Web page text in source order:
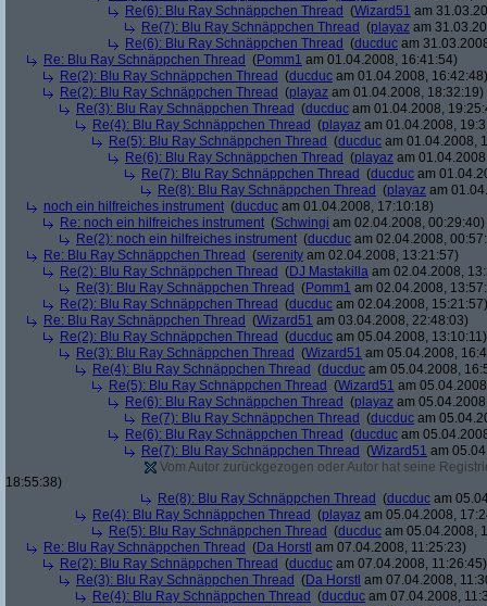
Re(6): Blu Ray Schnäppchen Thread (Wizard51 am
Re(7): Blu Ray Schnäppchen Thread (playaz am
Re(6): Blu Ray Schnäppchen Thread (ducduc am
Re: Blu Ray Schnäppchen Thread (Pomm1 am 01.04.2008, 16:41:54)
Re(2): Blu Ray Schnäppchen Thread (ducduc am 01.04.2008, 16:42:48)
Re(2): Blu Ray Schnäppchen Thread (playaz am 01.04.2008, 18:32:19)
Re(3): Blu Ray Schnäppchen Thread (ducduc am 01.04.2008,
Re(4): Blu Ray Schnäppchen Thread (playaz am 01.04.2008,
Re(5): Blu Ray Schnäppchen Thread (ducduc am 01.04.2008,
Re(6): Blu Ray Schnäppchen Thread (playaz am
Re(7): Blu Ray Schnäppchen Thread (ducduc am
Re(8): Blu Ray Schnäppchen Thread (playaz am
noch ein hilfreiches instrument (ducduc am 01.04.2008, 17:10:18)
Re: noch ein hilfreiches instrument (Schwingi am 02.04.2008, 00:29:40)
Re(2): noch ein hilfreiches instrument (ducduc am 02.04.2008,
Re: Blu Ray Schnäppchen Thread (serenity am 02.04.2008, 13:21:57)
Re(2): Blu Ray Schnäppchen Thread (DJ Mastakilla am 02.04.2008,
Re(3): Blu Ray Schnäppchen Thread (Pomm1 am 02.04.2008,
Re(2): Blu Ray Schnäppchen Thread (ducduc am 02.04.2008, 15:21:57)
Re: Blu Ray Schnäppchen Thread (Wizard51 am 03.04.2008, 22:48:03)
Re(2): Blu Ray Schnäppchen Thread (ducduc am 05.04.2008, 13:10:11)
Re(3): Blu Ray Schnäppchen Thread (Wizard51 am 05.04.2008,
Re(4): Blu Ray Schnäppchen Thread (ducduc am 05.04.2008,
Re(5): Blu Ray Schnäppchen Thread (Wizard51 am
Re(6): Blu Ray Schnäppchen Thread (playaz am
Re(7): Blu Ray Schnäppchen Thread (ducduc am
Re(6): Blu Ray Schnäppchen Thread (ducduc am
Re(7): Blu Ray Schnäppchen Thread (Wizard51 am
Vom Autor zurückgezogen oder Autor hat seine
18:55:38)
Re(8): Blu Ray Schnäppchen Thread (ducduc am
Re(4): Blu Ray Schnäppchen Thread (playaz am 05.04.2008,
Re(5): Blu Ray Schnäppchen Thread (ducduc am 05.04.2008,
Re: Blu Ray Schnäppchen Thread (Da Horstl am 07.04.2008, 11:25:23)
Re(2): Blu Ray Schnäppchen Thread (ducduc am 07.04.2008, 11:26:45)
Re(3): Blu Ray Schnäppchen Thread (Da Horstl am 07.04.2008,
Re(4): Blu Ray Schnäppchen Thread (ducduc am 07.04.2008,